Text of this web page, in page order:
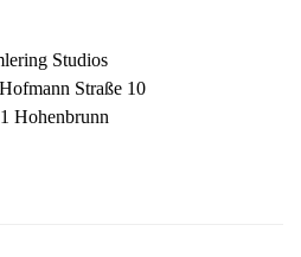
Studios
Straße 10
Hohenbrunn